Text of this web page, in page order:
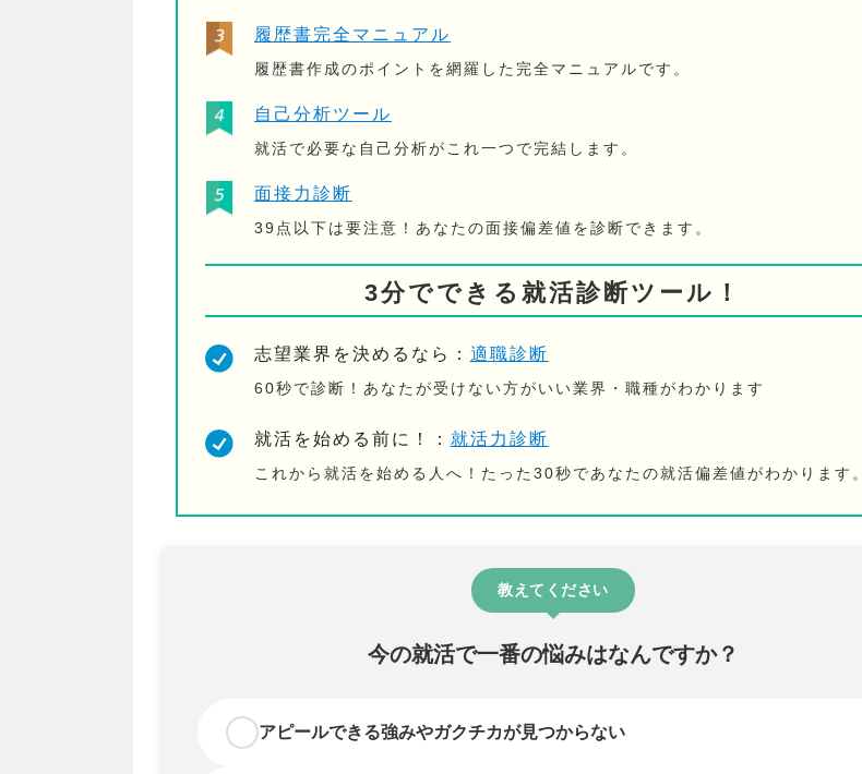
履歴書完全マニュアル
履歴書作成のポイントを網羅した完全マニュアルです。
自己分析ツール
就活で必要な自己分析がこれ一つで完結します。
面接力診断
39点以下は要注意！あなたの面接偏差値を診断できます。
3分でできる就活診断ツール！
志望業界を決めるなら： 適職診断
60秒で診断！あなたが受けない方がいい業界・職種がわかります
就活を始める前に！： 就活力診断
これから就活を始める人へ！たった30秒であなたの就活偏差値がわかります。